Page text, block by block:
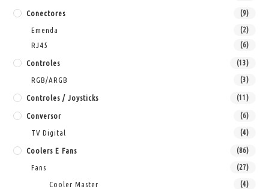
Conectores (9)
Emenda (2)
RJ45 (6)
Controles (13)
RGB/ARGB (3)
Controles / Joysticks (11)
Conversor (6)
TV Digital (4)
Coolers E Fans (86)
Fans (27)
Cooler Master (4)